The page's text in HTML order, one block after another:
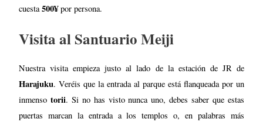
cuesta500¥por persona.
Visita al Santuario Meiji
Nuestra visita empieza justo al lado de la estación de JR de
Harajuku. Veréis que la entrada al parque está flanqueada por un
inmensotorii. Si no has visto nunca uno, debes saber que estas
puertas marcan la entrada a los templos o, en palabras más